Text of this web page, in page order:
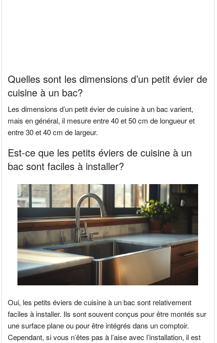
Quelles sont les dimensions d’un petit évier de
cuisine à un bac?
Les dimensions d’un petit évier de cuisine à un bac varient,
mais en général, il mesure entre 40 et 50 cm de longueur et
entre 30 et 40 cm de largeur.
Est-ce que les petits éviers de cuisine à un
bac sont faciles à installer?
Oui, les petits éviers de cuisine à un bac sont relativement
faciles à installer. Ils sont souvent conçus pour être montés sur
une surface plane ou pour être intégrés dans un comptoir.
Cependant, si vous n’êtes pas à l’aise avec l’installation, il est